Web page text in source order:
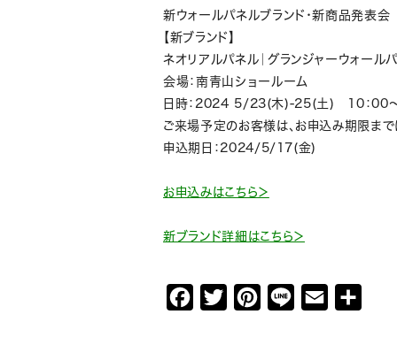
新ウォールパネルブランド・新商品発表会
【新ブランド】
ネオリアルパネル｜グランジャーウォール
会場：南青山ショールーム
日時：2024 5/23(木)-25(土) 10：00
ご来場予定のお客様は、お申込み期限ま
申込期日：2024/5/17(金)
お申込みはこちら＞
新ブランド詳細はこちら＞
T
P